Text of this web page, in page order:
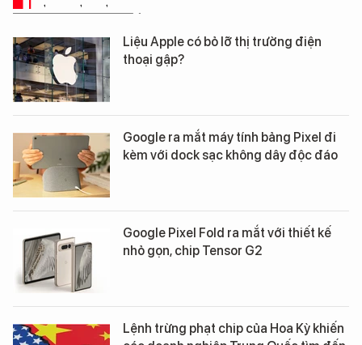
Liệu Apple có bỏ lỡ thị trường điện
thoại gập?
Google ra mắt máy tính bảng Pixel đi
kèm với dock sạc không dây độc đáo
Google Pixel Fold ra mắt với thiết kế
nhỏ gọn, chip Tensor G2
Lệnh trừng phạt chip của Hoa Kỳ khiến